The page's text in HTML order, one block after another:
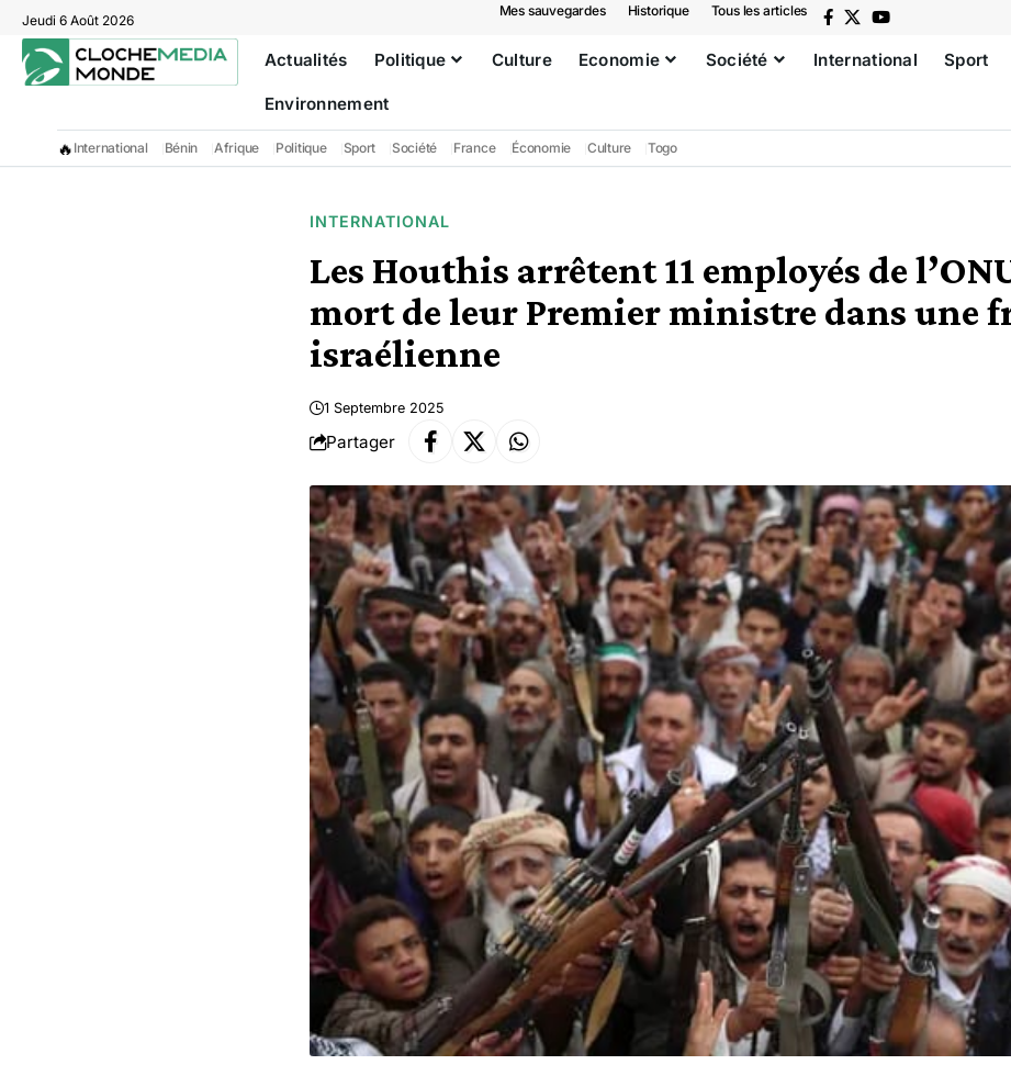
Jeudi 6 Août 2026
Mes sauvegardes Historique Tous les articles
Actualités Politique Culture Economie Société International Sport
Environnement
🔥 International Bénin Afrique Politique Sport Société France Économie Culture Togo
INTERNATIONAL
Les Houthis arrêtent 11 employés de
mort de leur Premier ministre dans une
israélienne
1 Septembre 2025
Partager